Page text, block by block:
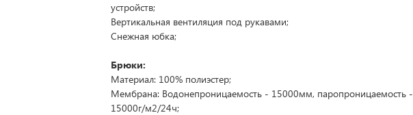
устройств;
Вертикальная вентиляция под рукавами;
Снежная юбка;
Брюки:
Материал: 100% полиэстер;
Мембрана: Водонепроницаемость - 15000мм, паропроницаемость -
15000г/м2/24ч;